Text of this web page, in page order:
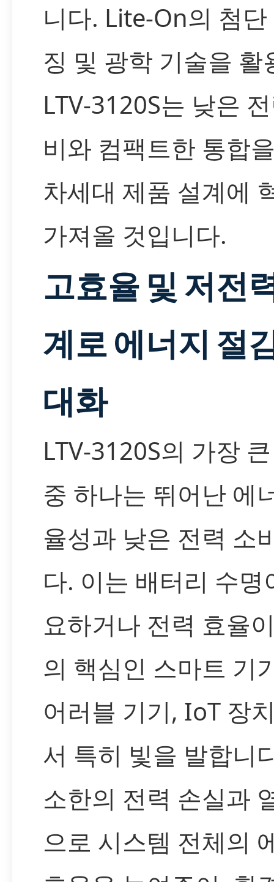
니다. Lite-On의 첨
징 및 광학 기술을 활
LTV-3120S는 낮은
비와 컴팩트한 통합
차세대 제품 설계에
가져올 것입니다.
고효율 및 저전
계로 에너지 절
대화
LTV-3120S의 가장
중 하나는 뛰어난 에
율성과 낮은 전력 소
다. 이는 배터리 수명
요하거나 전력 효율
의 핵심인 스마트 기
어러블 기기, IoT 장
서 특히 빛을 발합니
소한의 전력 손실과
으로 시스템 전체의